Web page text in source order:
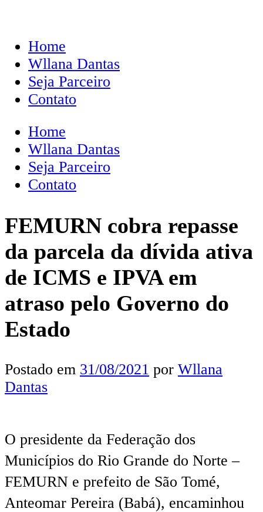
Home
Wllana Dantas
Seja Parceiro
Contato
Home
Wllana Dantas
Seja Parceiro
Contato
FEMURN cobra repasse
da parcela da dívida ativa
de ICMS e IPVA em
atraso pelo Governo do
Estado
Postado em 31/08/2021 por Wllana
Dantas
O presidente da Federação dos
Municípios do Rio Grande do Norte –
FEMURN e prefeito de São Tomé,
Anteomar Pereira (Babá), encaminhou